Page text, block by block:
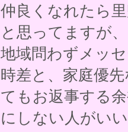
仲良くなれたら
と思ってますが、
地域問わずメッ
時差と、家庭優
てもお返事する
にしない人がいい